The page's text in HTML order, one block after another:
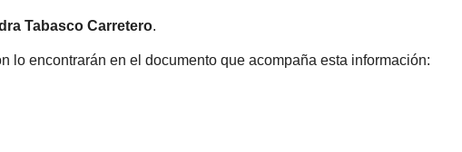
Tabasco Carretero.
lo encontrarán en el documento que acompaña esta información: